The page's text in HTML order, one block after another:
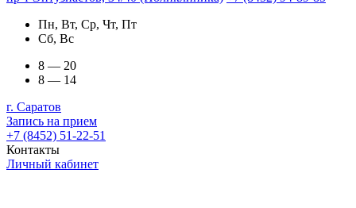
Пн, Вт, Ср, Чт, Пт
Сб, Вс
8 — 20
8 — 14
г. Саратов
Запись на прием
+7 (8452) 51-22-51
Контакты
Личный кабинет